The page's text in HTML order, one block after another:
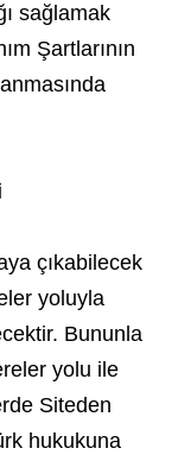
sağlamak
Şartlarının
çıkabilecek
yoluyla
Bununla
yolu ile
Siteden
hukukuna